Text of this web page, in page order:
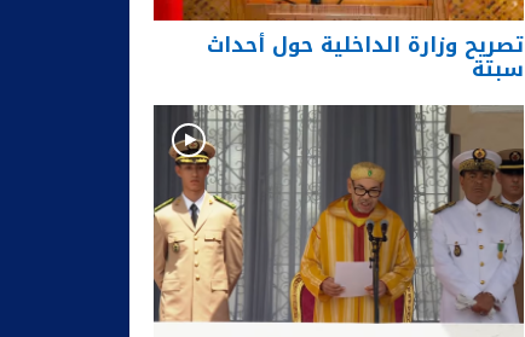
تصريح وزارة الداخلية حول أحداث
سبتة